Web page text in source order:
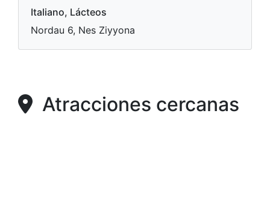
Italiano, Lácteos
Nordau 6, Nes Ziyyona
Atracciones cercanas